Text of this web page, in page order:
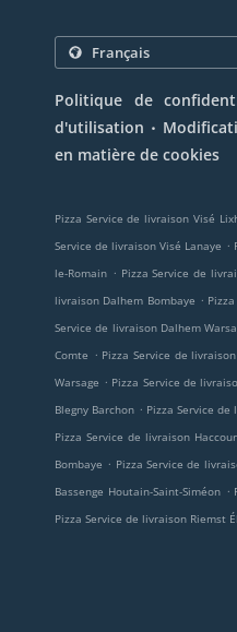
Politique de
d'utilisation .
en matière de cookies
Pizza Service de livraison Visé
Service de livraison Visé Lanaye .
le-Romain . Pizza Service de
livraison Dalhem Bombaye .
Service de livraison Dalhem
Comte . Pizza Service de
Warsage . Pizza Service de
Blegny Barchon . Pizza Service de
Pizza Service de livraison
Bombaye . Pizza Service de
Bassenge Houtain-Saint-Siméon .
Pizza Service de livraison Riemst